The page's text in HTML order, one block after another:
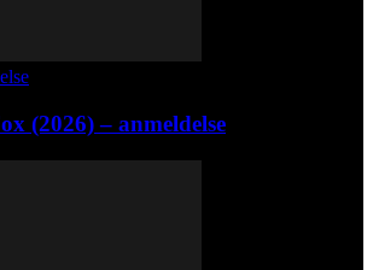
(2026) – anmeldelse